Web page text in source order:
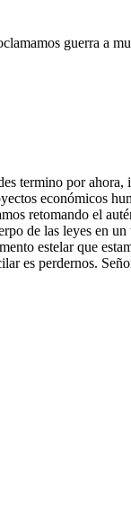
guerra a
termino por
económicos
retomando el
de las leyes en
estelar que
es perdernos.